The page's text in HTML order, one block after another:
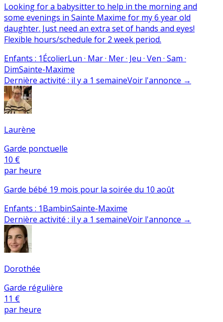
Looking for a babysitter to help in the morning and
some evenings in Sainte Maxime for my 6 year old
daughter. Just need an extra set of hands and eyes!
Flexible hours/schedule for 2 week period.
Enfants : 1ÉcolierLun · Mar · Mer · Jeu · Ven · Sam ·
DimSainte-Maxime
Dernière activité : il y a 1 semaineVoir l'annonce →
Laurène
Garde ponctuelle
10 €
par heure
Garde bébé 19 mois pour la soirée du 10 août
Enfants : 1BambinSainte-Maxime
Dernière activité : il y a 1 semaineVoir l'annonce →
Dorothée
Garde régulière
11 €
par heure